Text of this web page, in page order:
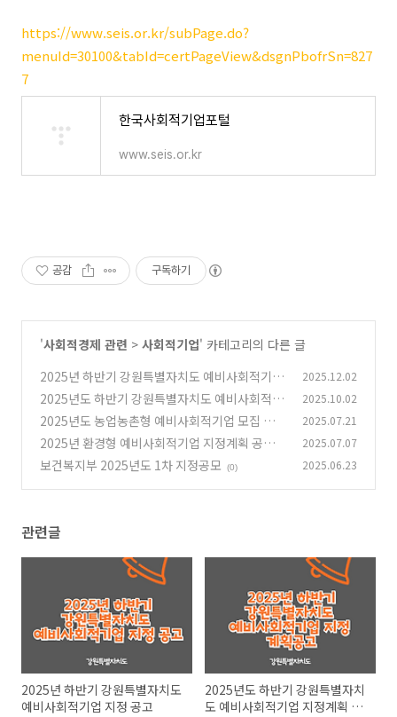
https://www.seis.or.kr/subPage.do?
menuId=30100&tabId=certPageView&dsgnPbofrSn=827
7
한국사회적기업포털
www.seis.or.kr
공감 구독하기
'사회적경제 관련 > 사회적기업' 카테고리의 다른 글
2025년 하반기 강원특별자치도 예비사회적기업
지정 공고 (0)
2025.12.02
2025년도 하반기 강원특별자치도 예비사회적기
업 지정계획 공고 (0)
2025.10.02
2025년도 농업농촌형 예비사회적기업 모집 공고
(3)
2025.07.21
2025년 환경형 예비사회적기업 지정계획 공고
(0)
2025.07.07
보건복지부 2025년도 1차 지정공모 (0) 2025.06.23
관련글
2025년 하반기 강원특별자치도
예비사회적기업 지정 공고
2025년도 하반기 강원특별자치
도 예비사회적기업 지정계획 공